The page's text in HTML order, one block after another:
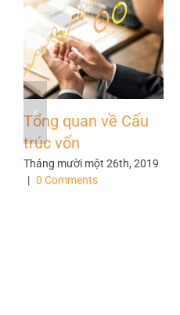
Tổng quan về Cấu
trúc vốn
Tháng mười một 26th, 2019
| 0 Comments